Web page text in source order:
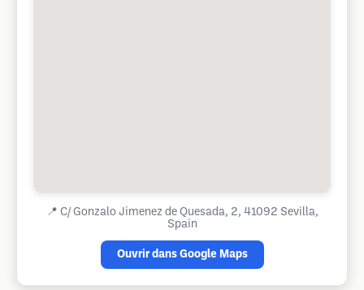
📍 C/ Gonzalo Jimenez de Quesada, 2, 41092 Sevilla,
Spain
Ouvrir dans Google Maps